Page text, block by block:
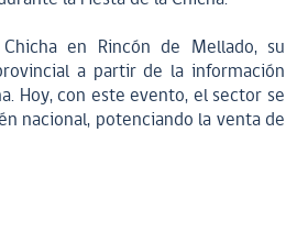
en Rincón de Mellado, su
a partir de la información
Hoy, con este evento, el sector se
nacional, potenciando la venta de